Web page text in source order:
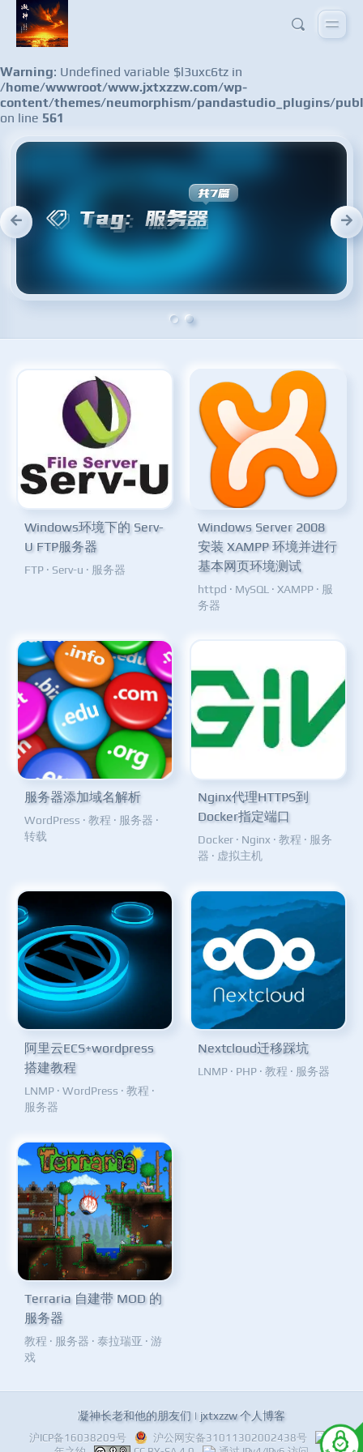
Warning: Undefined variable $l3uxc6tz in
/home/wwwroot/www.jxtxzzw.com/wp-
content/themes/neumorphism/pandastudio_plugins/
on line 561
Windows环境下的 Serv-
U FTP服务器
FTP · Serv-u · 服务器
Windows Server 2008
安装 XAMPP 环境并进行
基本网页环境测试
httpd · MySQL · XAMPP · 服
务器
服务器添加域名解析
WordPress · 教程 · 服务器 ·
转载
Nginx代理HTTPS到
Docker指定端口
Docker · Nginx · 教程 · 服务
器 · 虚拟主机
阿里云ECS+wordpress
搭建教程
LNMP · WordPress · 教程 ·
服务器
Nextcloud迁移踩坑
LNMP · PHP · 教程 · 服务器
Terraria 自建带 MOD 的
服务器
教程 · 服务器 · 泰拉瑞亚 · 游
戏
凝神长老和他的朋友们 | jxtxzzw 个人博客
沪ICP备16038209号 沪公网安备31011302002438号
十